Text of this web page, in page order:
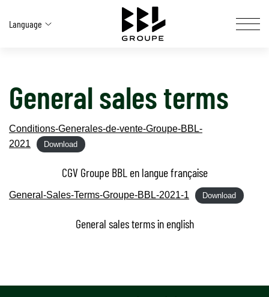
Language
FAALİYETLERİMİZ
ÇÖZÜMLERIMIZ
BBL AT A GLANCE
SOCIAL & ENVIRONMENTAL COMMITMENT
General sales terms
Conditions-Generales-de-vente-Groupe-BBL-
2021
Download
CGV Groupe BBL en langue française
General-Sales-Terms-Groupe-BBL-2021-1 Download
General sales terms in english